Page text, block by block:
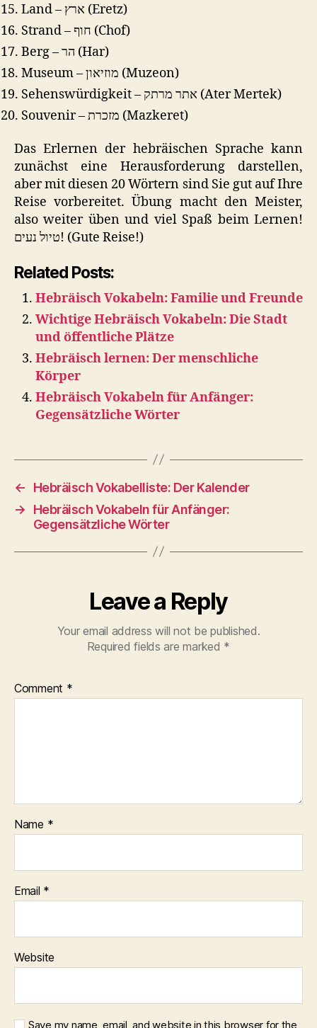
Land – ארץ (Eretz)
Strand – חוף (Chof)
Berg – הר (Har)
Museum – מוזיאון (Muzeon)
Sehenswürdigkeit – אתר מרתק (Ater Mertek)
Souvenir – מזכרת (Mazkeret)
Das Erlernen der hebräischen Sprache kann
zunächst eine Herausforderung darstellen,
aber mit diesen 20 Wörtern sind Sie gut auf Ihre
Reise vorbereitet. Übung macht den Meister,
also weiter üben und viel Spaß beim Lernen!
טיול נעים! (Gute Reise!)
Related Posts:
Hebräisch Vokabeln: Familie und Freunde
Wichtige Hebräisch Vokabeln: Die Stadt
und öffentliche Plätze
Hebräisch lernen: Der menschliche
Körper
Hebräisch Vokabeln für Anfänger:
Gegensätzliche Wörter
←
Hebräisch Vokabelliste: Der Kalender
→
Hebräisch Vokabeln für Anfänger:
Gegensätzliche Wörter
Leave a Reply
Your email address will not be published.
Required fields are marked *
Comment *
Name *
Email *
Website
Save my name, email, and website in this browser for the